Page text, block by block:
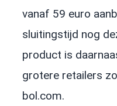
vanaf 59 euro
sluitingstijd nog
product is
grotere retailers
bol.com.